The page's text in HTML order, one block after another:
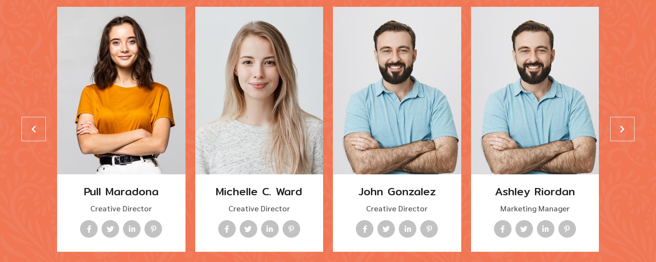
Pull Maradona
Creative Director
Michelle C. Ward
Creative Director
John Gonzalez
Creative Director
Ashley Riordan
Marketing Manager